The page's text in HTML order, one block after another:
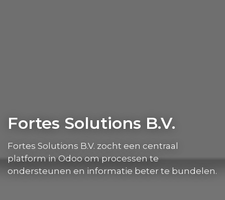
Fortes Solutions B.V.
Fortes Solutions B.V. zocht een centraal
platform in Odoo om processen te
ondersteunen en informatie beter te bundelen.